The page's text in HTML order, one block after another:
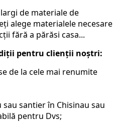
de materiale de
alege materialele necesare
fără a părăsi casa...
pentru clienții noștri:
de la cele mai renumite
santier în Chisinau sau
pentru Dvs;